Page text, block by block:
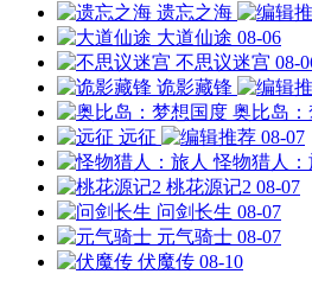
遗忘之海
大道仙途 08-06
不思议迷宫 08-
诡影藏锋
奥比岛
远征
08-07
怪物猎人：
桃花源记2 08-07
问剑长生 08-07
元气骑士 08-07
伏魔传 08-10